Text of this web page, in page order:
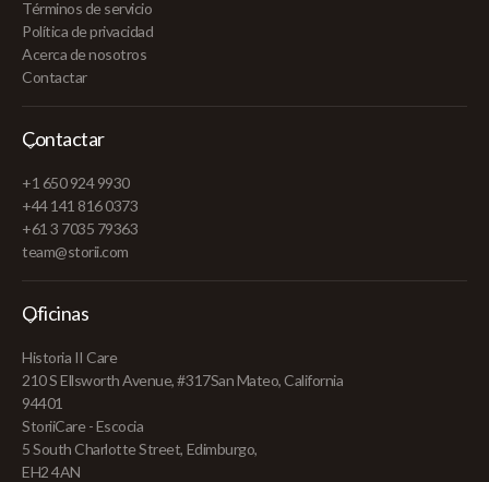
Términos de servicio
Política de privacidad
Acerca de nosotros
Contactar
Contactar
+1 650 924 9930
+44 141 816 0373
+61 3 7035 79363
team@storii.com
Oficinas
Historia II Care
210 S Ellsworth Avenue, #317San Mateo, California
94401
StoriiCare - Escocia
5 South Charlotte Street, Edimburgo,
EH2 4AN